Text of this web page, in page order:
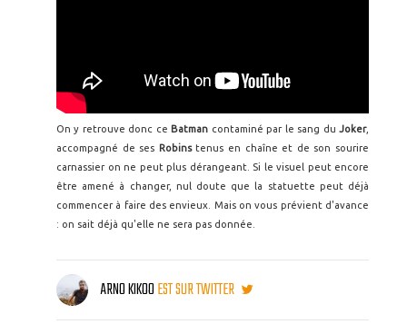
On y retrouve donc ce Batman contaminé par le sang duJoker,
accompagné de ses Robinstenus en chaîne et de son sourire
carnassier on ne peut plus dérangeant. Si le visuel peut encore
être amené à changer, nul doute que la statuette peut déjà
commencer à faire des envieux. Mais on vous prévient d'avance
: on sait déjà qu'elle ne sera pas donnée.
ARNO KIKOOEST SUR TWITTER